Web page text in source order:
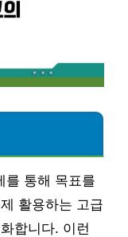
를 통해 목표를
활용하는 고급
합니다. 이런